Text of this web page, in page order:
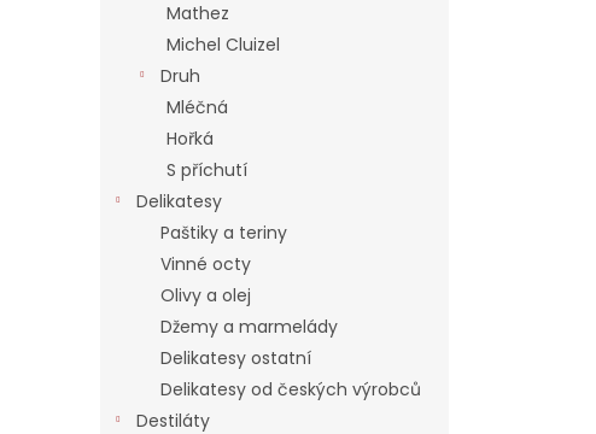
Mathez
Michel Cluizel
Druh
Mléčná
Hořká
S příchutí
Delikatesy
Paštiky a teriny
Vinné octy
Olivy a olej
Džemy a marmelády
Delikatesy ostatní
Delikatesy od českých výrobců
Destiláty